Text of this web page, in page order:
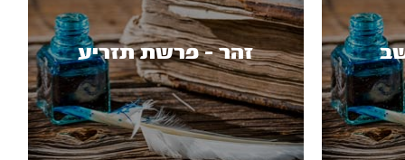
זהר - פרשת תזריע